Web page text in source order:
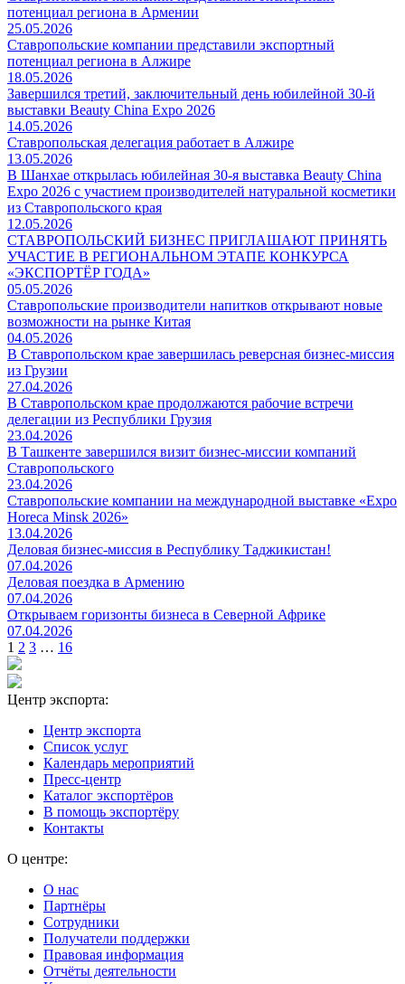
потенциал региона в Армении
25.05.2026
Ставропольские компании представили экспортный
потенциал региона в Алжире
18.05.2026
Завершился третий, заключительный день юбилейной 30-й
выставки Beauty China Expo 2026
14.05.2026
Ставропольская делегация работает в Алжире
13.05.2026
В Шанхае открылась юбилейная 30-я выставка Beauty China
Expo 2026 с участием производителей натуральной косметики
из Ставропольского края
12.05.2026
СТАВРОПОЛЬСКИЙ БИЗНЕС ПРИГЛАШАЮТ ПРИНЯТЬ
УЧАСТИЕ В РЕГИОНАЛЬНОМ ЭТАПЕ КОНКУРСА
«ЭКСПОРТЁР ГОДА»
05.05.2026
Ставропольские производители напитков открывают новые
возможности на рынке Китая
04.05.2026
В Ставропольском крае завершилась реверсная бизнес-миссия
из Грузии
27.04.2026
В Ставропольском крае продолжаются рабочие встречи
делегации из Республики Грузия
23.04.2026
В Ташкенте завершился визит бизнес-миссии компаний
Ставропольского
23.04.2026
Ставропольские компании на международной выставке «Expo
Horeca Minsk 2026»
13.04.2026
Деловая бизнес-миссия в Республику Таджикистан!
07.04.2026
Деловая поездка в Армению
07.04.2026
Открываем горизонты бизнеса в Северной Африке
07.04.2026
1 2 3 … 16
Центр экспорта:
Центр экспорта
Список услуг
Календарь мероприятий
Пресс-центр
Каталог экспортёров
В помощь экспортёру
Контакты
О центре:
О нас
Партнёры
Сотрудники
Получатели поддержки
Правовая информация
Отчёты деятельности